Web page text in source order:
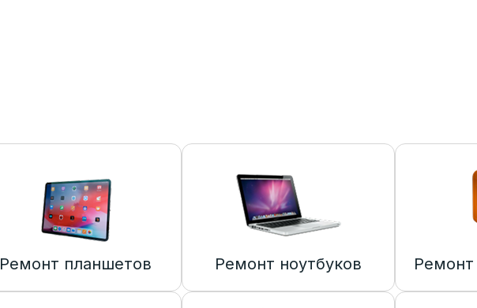
Ремонт планшетов Ремонт ноутбуков